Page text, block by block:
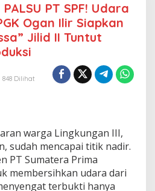
PALSU PT SPF! Udara
Ogan Ilir Siapkan
Jilid II Tuntut
848 Dilihat
warga Lingkungan III,
sudah mencapai titik nadir.
PT Sumatera Prima
membersihkan udara dari
terbukti hanya